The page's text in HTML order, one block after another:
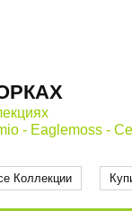
- Eaglemoss -
Коллекции